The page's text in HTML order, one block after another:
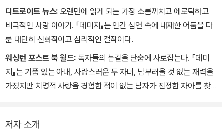
디트로이트 뉴스: 오랜만에 읽게 되는 가장 소름끼치고 에로틱하고
비극적인 사랑 이야기. 『데미지』는 인간 심연 속에 내재한 어둠을 다
룬 대단히 신화적이고 심리적인 걸작이다.
워싱턴 포스트 북 월드: 독자들의 눈길을 단숨에 사로잡는다. 『데미
지』는 기품 있는 아내, 사랑스러운 두 자녀, 남부러울 것 없는 재력을
가졌지만 치명적 사랑을 경험한 적이 없는 남자가 진정한 자아를 찾
저자 소개